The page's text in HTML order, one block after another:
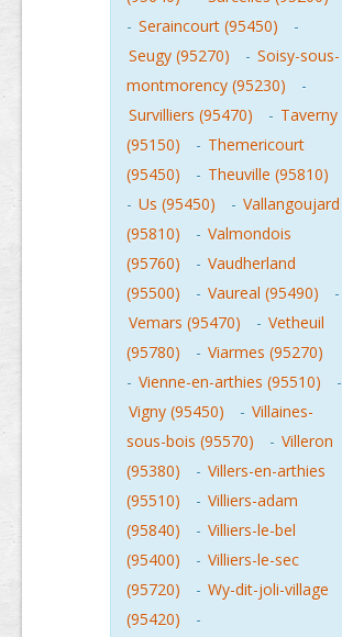
- Seraincourt (95450)
-
Seugy (95270)
- Soisy-sous-
montmorency (95230)
-
Survilliers (95470)
- Taverny
(95150)
- Themericourt
(95450)
- Theuville (95810)
- Us (95450) - Vallangoujard
(95810)
- Valmondois
(95760)
- Vaudherland
(95500)
- Vaureal (95490)
-
Vemars (95470)
- Vetheuil
(95780)
- Viarmes (95270)
- Vienne-en-arthies (95510)
-
Vigny (95450)
- Villaines-
sous-bois (95570)
- Villeron
(95380)
- Villers-en-arthies
(95510)
- Villiers-adam
(95840)
- Villiers-le-bel
(95400)
- Villiers-le-sec
(95720)
- Wy-dit-joli-village
(95420)
-